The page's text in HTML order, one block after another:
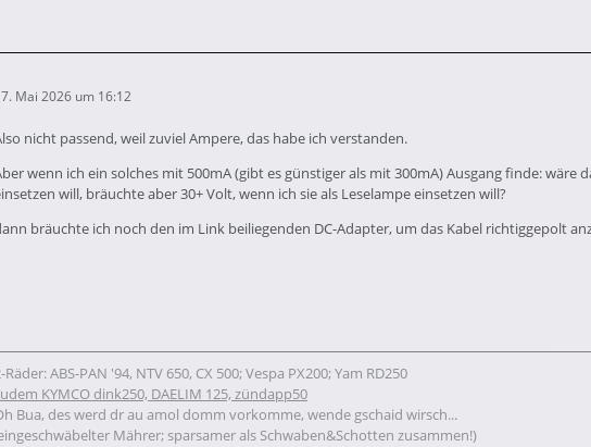
Mai 2026 um 16:12
nicht passend, weil zuviel Ampere, das habe ich verstanden.
wenn ich ein solches mit 500mA (gibt es günstiger als mit 300mA) Ausgang finde:
will, bräuchte aber 30+ Volt, wenn ich sie als Leselampe einsetzen will?
bräuchte ich noch den im Link beiliegenden DC-Adapter, um das Kabel richtiggepolt
Räder: ABS-PAN '94, NTV 650, CX 500; Vespa PX200; Yam RD250
KYMCO dink250, DAELIM 125, zündapp50
Bua, des werd dr au amol domm vorkomme, wende gschaid wirsch...
Mährer; sparsamer als Schwaben&Schotten zusammen!)